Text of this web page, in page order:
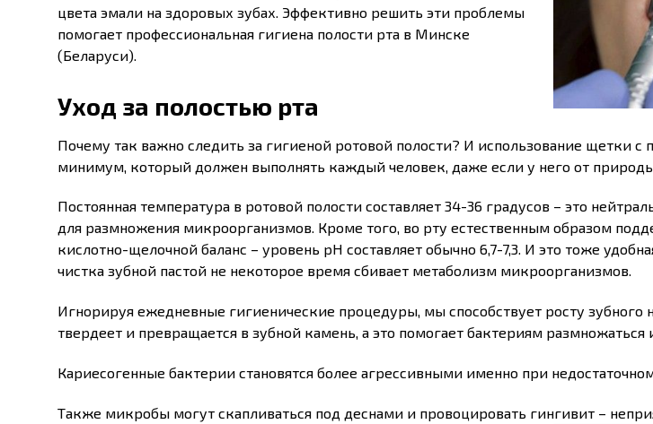
цвета эмали на здоровых зубах. Эффективно решить эти проблемы
помогает профессиональная гигиена полости рта в Минске
(Беларуси).
Уход за полостью рта
Почему так важно следить за гигиеной ротовой полости? И использование щетки с
минимум, который должен выполнять каждый человек, даже если у него от
Постоянная температура в ротовой полости составляет 34-36 градусов – это
для размножения микроорганизмов. Кроме того, во рту естественным образом
кислотно-щелочной баланс – уровень pH составляет обычно 6,7-7,3. И это тоже
чистка зубной пастой не некоторое время сбивает метаболизм микроорганизмов.
Игнорируя ежедневные гигиенические процедуры, мы способствует росту зубного
твердеет и превращается в зубной камень, а это помогает бактериям размножаться
Кариесогенные бактерии становятся более агрессивными именно при
Также микробы могут скапливаться под деснами и провоцировать гингивит –